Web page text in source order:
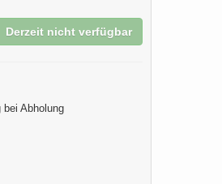
Derzeit nicht verfügbar
bei Abholung